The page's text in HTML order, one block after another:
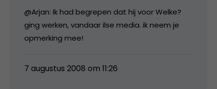
@Arjan: Ik had begrepen dat hij voor Welke?
ging werken, vandaar ilse media. ik neem je
opmerking mee!
7 augustus 2008 om 11:26